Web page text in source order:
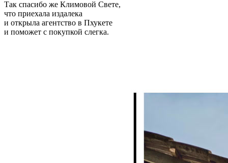
Так спасибо же Климовой Свете,
что приехала издалека
и открыла агентство в Пхукете
и поможет с покупкой слегка.